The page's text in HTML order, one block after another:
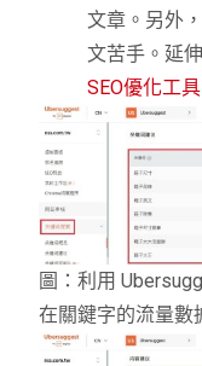
文章。另外
文苦手。延
SEO優化工
圖：利用
在關鍵字的流量數